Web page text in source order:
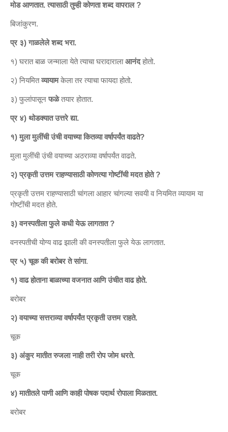
मोड आणतात. त्यासाठी तुम्ही कोणता शब्द वापराल ?
बिजांकुरण.
प्र ३) गाळलेले शब्द भरा.
१) घरात बाळ जन्माला येते त्याचा घरादारालाआनंदहोतो.
२) नियमितव्यायामकेला तर त्याचा फायदा होतो.
३) फुलांपासून फळेतयार होतात.
प्र ४) थोडक्यात उत्तरे द्या.
१) मुला मुलींची उंची वयाच्या कितव्या वर्षापर्यंत वाढते?
मुला मुलींची उंची वयाच्या अठराव्या वर्षापर्यंत वाढते.
२) प्रकृती उत्तम राहण्यासाठी कोणत्या गोष्टींची मदत होते ?
प्रकृती उत्तम राहण्यासाठी चांगला आहार चांगल्या सवयी व नियमित व्यायाम या
गोष्टींची मदत होते.
३) वनस्पतीला फुले कधी येऊ लागतात ?
वनस्पतीची योग्य वाढ झाली की वनस्पतीला फुले येऊ लागतात.
प्र ५) चूक की बरोबर ते सांगा.
१) वाढ होताना बाळाच्या वजनात आणि उंचीत वाढ होते.
बरोबर
२) वयाच्या सत्तराव्या वर्षापर्यंत प्रकृती उत्तम राहते.
चूक
३) अंकुर मातीत रुजला नाही तरी रोप जोम धरते.
चूक
४) मातीतले पाणी आणि काही पोषक पदार्थ रोपाला मिळतात.
बरोबर